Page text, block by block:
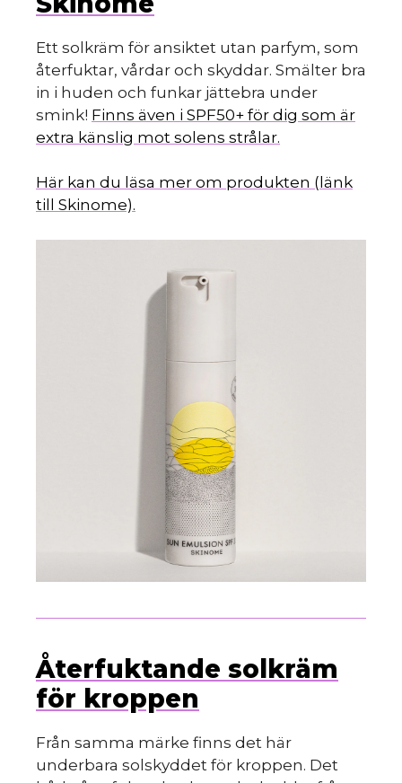
Ett solkräm för ansiktet utan parfym, som
återfuktar, vårdar och skyddar. Smälter bra
in i huden och funkar jättebra under
smink! Finns även i SPF50+ för dig som är
extra känslig mot solens strålar.
Här kan du läsa mer om produkten (länk
till Skinome).
Återfuktande solkräm
för kroppen
Från samma märke finns det här
underbara solskyddet för kroppen. Det